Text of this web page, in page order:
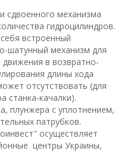
сдвоенного механизма
гидроцилиндров.
встроенный
шатунный механизм для
в возвратно-
длины хода
отсутствовать (для
станка-качалки).
плунжера с уплотнением,
патрубков.
осуществляет
центры Украины,